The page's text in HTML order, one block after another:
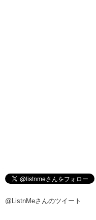
@ListnMeさんのツイート